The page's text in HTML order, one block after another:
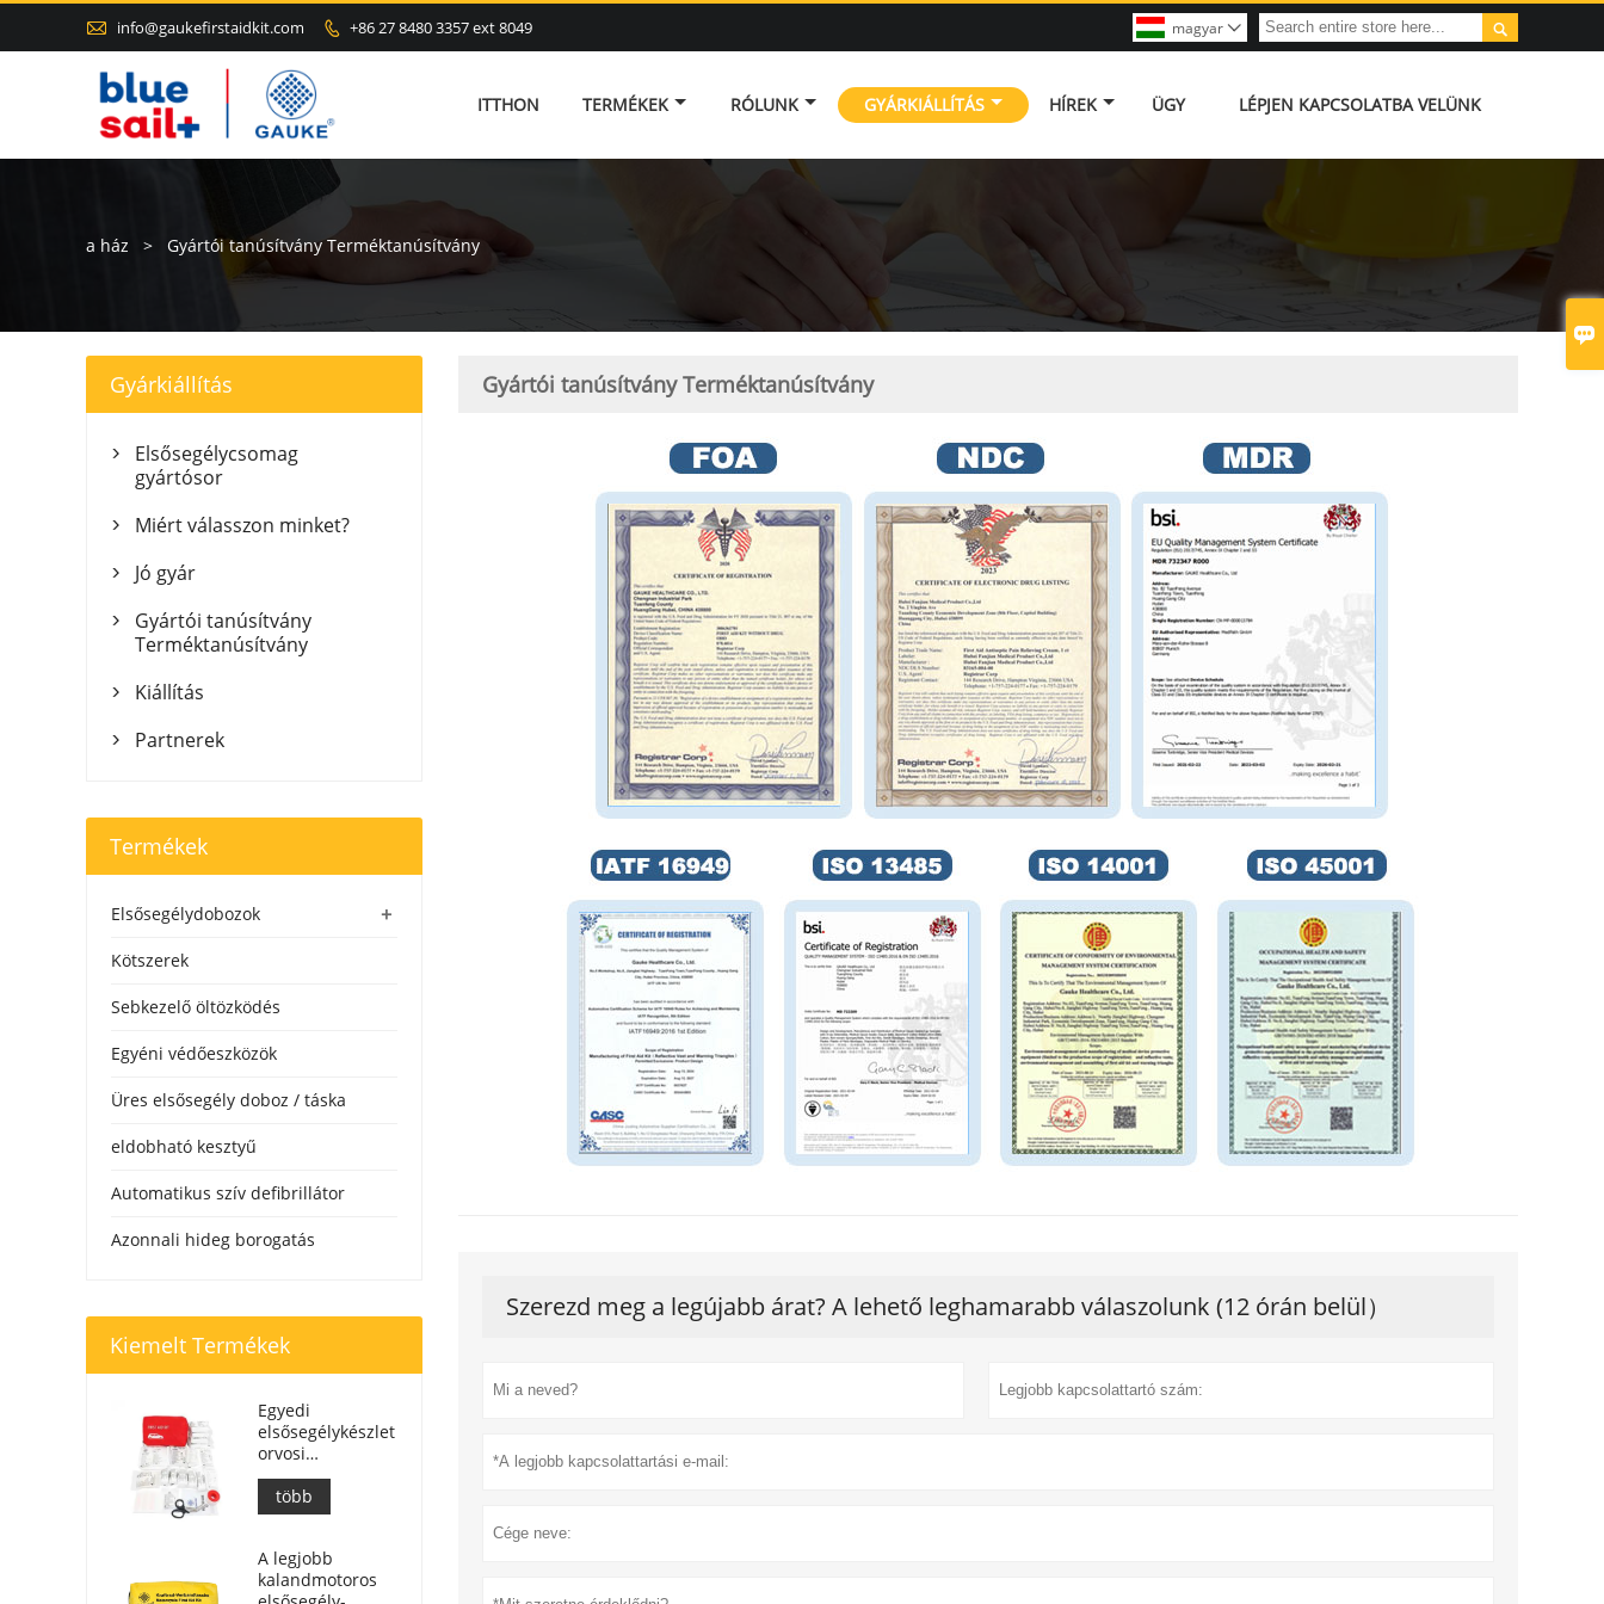

 info@gaukefirstaidkit.com  +86 27 8480 3357 ext 8049 
magyar 
ITTHON TERMÉKEK RÓLUNK GYÁRKIÁLLÍTÁS HÍREK ÜGY LÉPJEN KAPCSOLATBA VELÜNK
a ház > Gyártói tanúsítvány Terméktanúsítvány
Gyártói tanúsítvány Terméktanúsítvány
Szerezd meg a legújabb árat? A lehető leghamarabb válaszolunk (12 órán belül）
Gyárkiállítás

Elsősegélycsomag
gyártósor
 Miért válasszon minket?
 Jó gyár

Gyártói tanúsítvány
Terméktanúsítvány
 Kiállítás
 Partnerek
Termékek
+
Elsősegélydobozok
Kötszerek
Sebkezelő öltözködés
Egyéni védőeszközök
Üres elsősegély doboz / táska
eldobható kesztyű
Automatikus szív defibrillátor
Azonnali hideg borogatás
Kiemelt Termékek
Egyedi
elsősegélykészlet
orvosi
segélytáska
autóhoz
több
A legjobb
kalandmotoros